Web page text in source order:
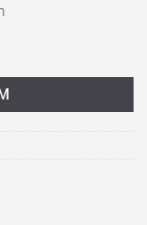
karkötő mennyiség